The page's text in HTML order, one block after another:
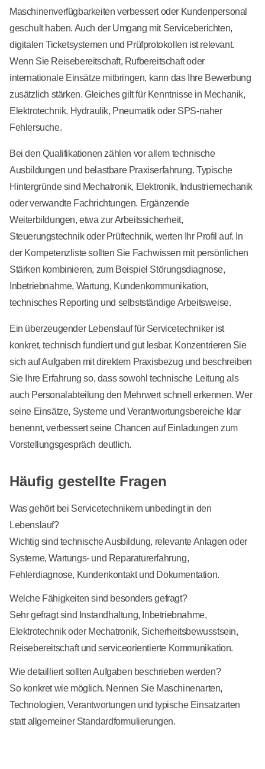
Maschinenverfügbarkeiten verbessert oder Kundenpersonal
geschult haben. Auch der Umgang mit Serviceberichten,
digitalen Ticketsystemen und Prüfprotokollen ist relevant.
Wenn Sie Reisebereitschaft, Rufbereitschaft oder
internationale Einsätze mitbringen, kann das Ihre Bewerbung
zusätzlich stärken. Gleiches gilt für Kenntnisse in Mechanik,
Elektrotechnik, Hydraulik, Pneumatik oder SPS-naher
Fehlersuche.
Bei den Qualifikationen zählen vor allem technische
Ausbildungen und belastbare Praxiserfahrung. Typische
Hintergründe sind Mechatronik, Elektronik, Industriemechanik
oder verwandte Fachrichtungen. Ergänzende
Weiterbildungen, etwa zur Arbeitssicherheit,
Steuerungstechnik oder Prüftechnik, werten Ihr Profil auf. In
der Kompetenzliste sollten Sie Fachwissen mit persönlichen
Stärken kombinieren, zum Beispiel Störungsdiagnose,
Inbetriebnahme, Wartung, Kundenkommunikation,
technisches Reporting und selbstständige Arbeitsweise.
Ein überzeugender Lebenslauf für Servicetechniker ist
konkret, technisch fundiert und gut lesbar. Konzentrieren Sie
sich auf Aufgaben mit direktem Praxisbezug und beschreiben
Sie Ihre Erfahrung so, dass sowohl technische Leitung als
auch Personalabteilung den Mehrwert schnell erkennen. Wer
seine Einsätze, Systeme und Verantwortungsbereiche klar
benennt, verbessert seine Chancen auf Einladungen zum
Vorstellungsgespräch deutlich.
Häufig gestellte Fragen
Was gehört bei Servicetechnikern unbedingt in den
Lebenslauf?
Wichtig sind technische Ausbildung, relevante Anlagen oder
Systeme, Wartungs- und Reparaturerfahrung,
Fehlerdiagnose, Kundenkontakt und Dokumentation.
Welche Fähigkeiten sind besonders gefragt?
Sehr gefragt sind Instandhaltung, Inbetriebnahme,
Elektrotechnik oder Mechatronik, Sicherheitsbewusstsein,
Reisebereitschaft und serviceorientierte Kommunikation.
Wie detailliert sollten Aufgaben beschrieben werden?
So konkret wie möglich. Nennen Sie Maschinenarten,
Technologien, Verantwortungen und typische Einsatzarten
statt allgemeiner Standardformulierungen.